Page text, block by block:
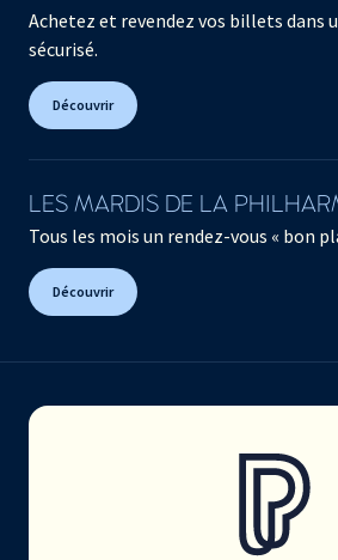
Achetez et revendez vos billets dans
sécurisé.
Découvrir
LES MARDIS DE LA
Tous les mois un rendez-vous « bon
Découvrir